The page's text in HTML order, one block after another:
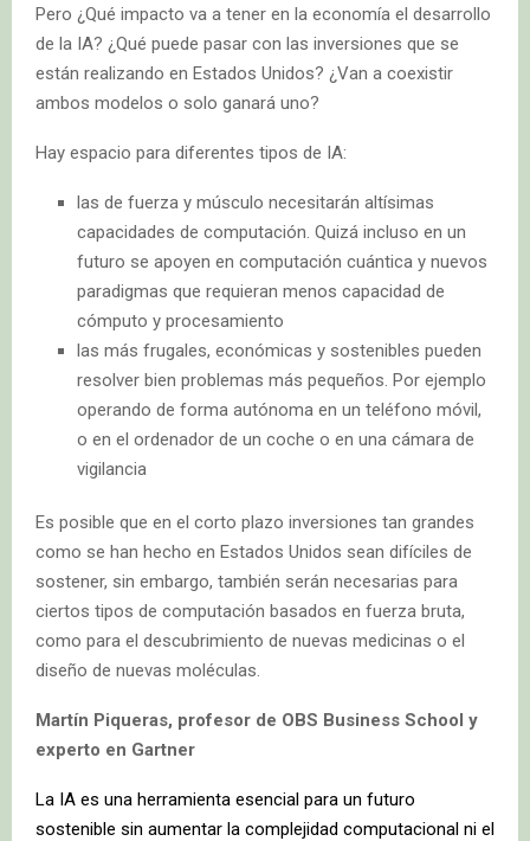
Pero ¿Qué impacto va a tener en la economía el desarrollo
de la IA? ¿Qué puede pasar con las inversiones que se
están realizando en Estados Unidos? ¿Van a coexistir
ambos modelos o solo ganará uno?
Hay espacio para diferentes tipos de IA:
las de fuerza y músculo necesitarán altísimas
capacidades de computación. Quizá incluso en un
futuro se apoyen en computación cuántica y nuevos
paradigmas que requieran menos capacidad de
cómputo y procesamiento
las más frugales, económicas y sostenibles pueden
resolver bien problemas más pequeños. Por ejemplo
operando de forma autónoma en un teléfono móvil,
o en el ordenador de un coche o en una cámara de
vigilancia
Es posible que en el corto plazo inversiones tan grandes
como se han hecho en Estados Unidos sean difíciles de
sostener, sin embargo, también serán necesarias para
ciertos tipos de computación basados en fuerza bruta,
como para el descubrimiento de nuevas medicinas o el
diseño de nuevas moléculas.
Martín Piqueras, profesor de OBS Business School y
experto en Gartner
La IA es una herramienta esencial para un futuro
sostenible sin aumentar la complejidad computacional ni el